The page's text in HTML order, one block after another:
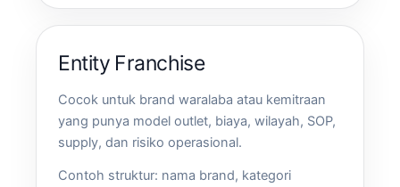
Entity Franchise
Cocok untuk brand waralaba atau kemitraan
yang punya model outlet, biaya, wilayah, SOP,
supply, dan risiko operasional.
Contoh struktur: nama brand, kategori